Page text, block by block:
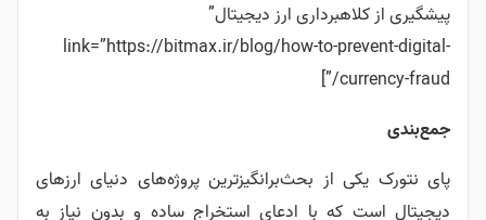
پیشگیری از کلاهبرداری ارز دیجیتال”
link=”https://bitmax.ir/blog/how-to-prevent-digital-
currency-fraud/”]
جمع‌بندی
پای نتورک یکی از بحث‌برانگیزترین پروژه‌های دنیای ارزهای
دیجیتال است که با ادعای استخراج ساده و بدون نیاز به